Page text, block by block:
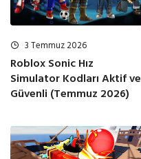
3 Temmuz 2026
Roblox Sonic Hız
Simulator Kodları Aktif ve
Güvenli (Temmuz 2026)